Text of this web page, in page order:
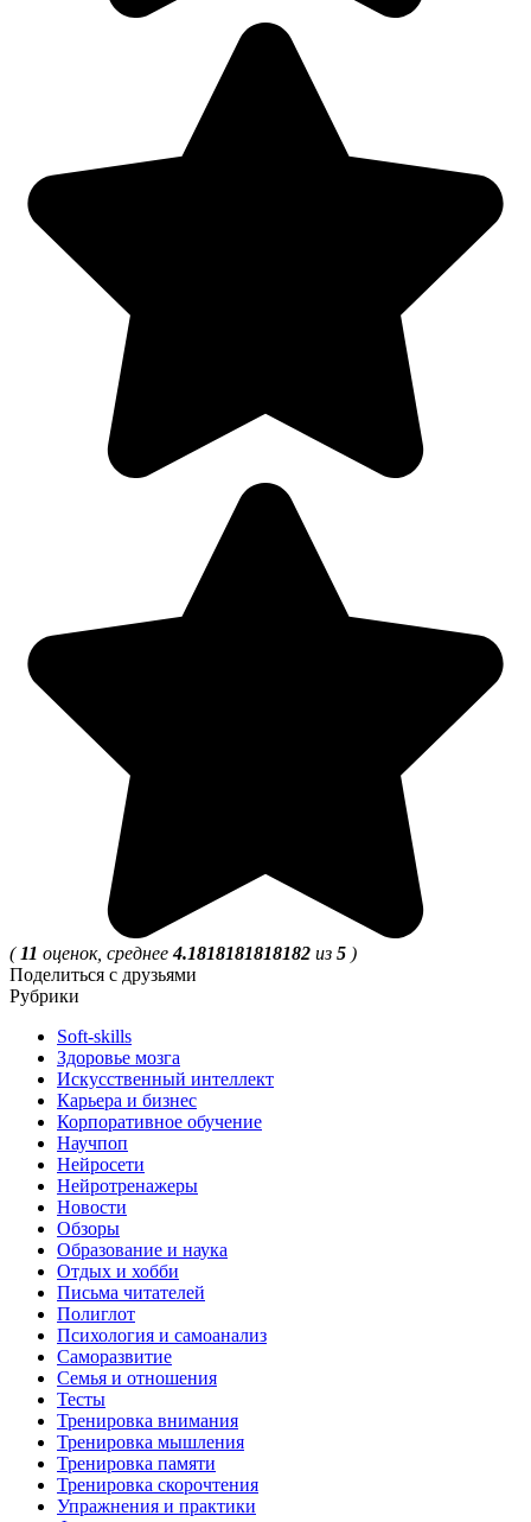
( 11 оценок, среднее4.1818181818182 из 5 )
Поделиться с друзьями
Рубрики
Soft-skills
Здоровье мозга
Искусственный интеллект
Карьера и бизнес
Корпоративное обучение
Научпоп
Нейросети
Нейротренажеры
Новости
Обзоры
Образование и наука
Отдых и хобби
Письма читателей
Полиглот
Психология и самоанализ
Саморазвитие
Семья и отношения
Тесты
Тренировка внимания
Тренировка мышления
Тренировка памяти
Тренировка скорочтения
Упражнения и практики